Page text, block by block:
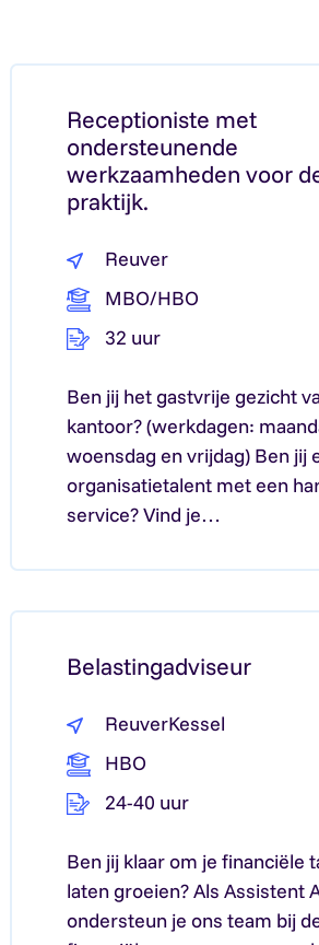
Receptioniste met
ondersteunende
werkzaamheden voor
praktijk.
Reuver
MBO/HBO
32 uur
Ben jij het gastvrije gezicht
kantoor? (werkdagen:
woensdag en vrijdag) Ben jij
organisatietalent met een
service? Vind je…
Belastingadviseur
ReuverKessel
HBO
24-40 uur
Ben jij klaar om je financiële
laten groeien? Als Assistent
ondersteun je ons team bij